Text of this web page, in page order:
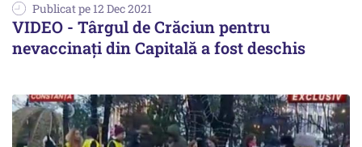
Publicat pe 12 Dec 2021
VIDEO - Târgul de Crăciun pentru
nevaccinați din Capitală a fost deschis